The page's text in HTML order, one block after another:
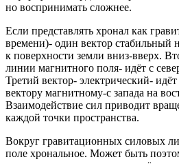
но воспринимать сложнее.
Если представлять хронал как
времени)- один вектор стабильный
к поверхности земли вниз-вверх.
линии магнитного поля- идёт с
Третий вектор- электрический-
вектору магнитному-с запада на
Взаимодействие сил приводит
каждой точки пространства.
Вокруг гравитационных силовых
поле хрональное. Может быть